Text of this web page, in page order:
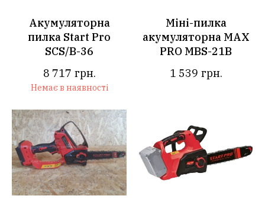
Акумуляторна
пилка Start Pro
SCS/B-36
8 717 грн.
Немає в наявності
Міні-пилка
акумуляторна MAX
PRO MBS-21B
1 539 грн.